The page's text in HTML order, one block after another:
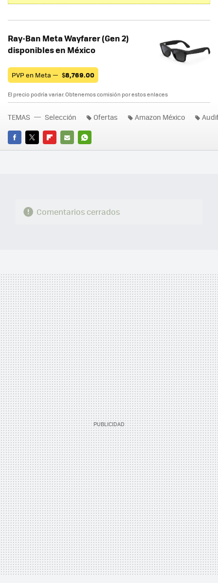
Ray-Ban Meta Wayfarer (Gen 2)
disponibles en México
PVP en Meta — $8,769.00
El precio podría variar. Obtenemos comisión por estos enlaces
FACEBOOK
TWITTERFLIPBOARD
E-
WHATSAPP
TEMAS Selección Ofertas Amazon México
Comentarios cerrados